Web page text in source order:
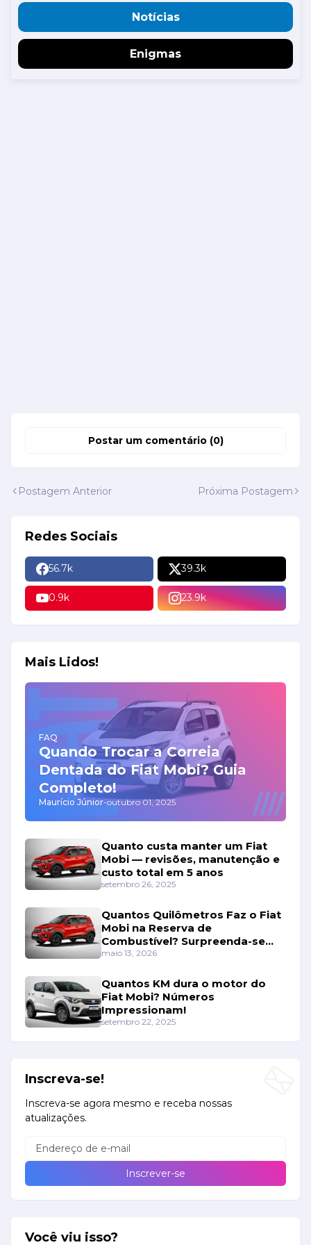
Notícias
Enigmas
Postar um comentário (0)
Postagem Anterior Próxima Postagem
Redes Sociais
56.7k 39.3k
0.9k 23.9k
Mais Lidos!
FAQ
Quando Trocar a Correia
Dentada do Fiat Mobi? Guia
Completo!
Maurício Júnior-outubro 01, 2025
Quanto custa manter um Fiat
Mobi — revisões, manutenção e
custo total em 5 anos
setembro 26, 2025
Quantos Quilômetros Faz o Fiat
Mobi na Reserva de
Combustível? Surpreenda-se
Com os Números!
maio 13, 2026
Quantos KM dura o motor do
Fiat Mobi? Números
Impressionam!
setembro 22, 2025
Inscreva-se!
Inscreva-se agora mesmo e receba nossas
atualizações.
Você viu isso?